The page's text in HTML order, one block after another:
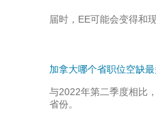
届时，EE可能会变得和
加拿大哪个省职位空缺最
与2022年第二季度相比
省份。